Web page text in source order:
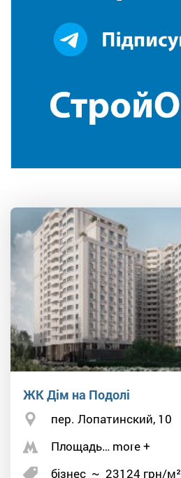
ЖК Дім на Подолі
пер. Лопатинский, 10
Площадь… more +
бізнес ~ 23124 грн/м²